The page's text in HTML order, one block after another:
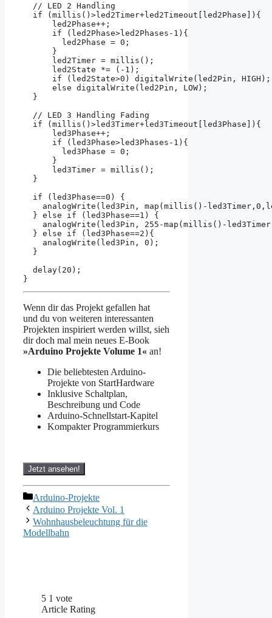
  // LED 2 Handling
if (millis()>led2Timer+led2Timeout[led2Phase]){
led2Phase++;
if (led2Phase>led2Phases-1){
led2Phase = 0;
      }
led2Timer = millis();
led2State *= (-1);
if (led2State>0) digitalWrite(led2Pin,
else digitalWrite(led2Pin, LOW);
  }
  // LED 3 Handling Fading
if (millis()>led3Timer+led3Timeout[led3Phase]){
led3Phase++;
if (led3Phase>led3Phases-1){
led3Phase = 0;
      }
led3Timer = millis();
  }
if (led3Phase==0) {
analogWrite(led3Pin, map(millis()-
} else if (led3Phase==1) {
analogWrite(led3Pin, 255-map(millis()-
} else if (led3Phase==2){
    analogWrite(led3Pin, 0);
  }
delay(20);
Wenn dir das Projekt gefallen hat
und du von weiteren interessanten
Projekten inspiriert werden willst, sieh
dir doch mal mein neues E-Book
»Arduino Projekte Volume 1« an!
Die beliebtesten Arduino-
Projekte von StartHardware
Inklusive Schaltplan,
Beschreibung und Code
Arduino-Schnellstart-Kapitel
Kompakter Programmierkurs
Jetzt ansehen!
Kategorien
Arduino-Projekte
Arduino Projekte Vol. 1
Wohnhausbeleuchtung für die
Modellbahn
5 1 vote
Article Rating